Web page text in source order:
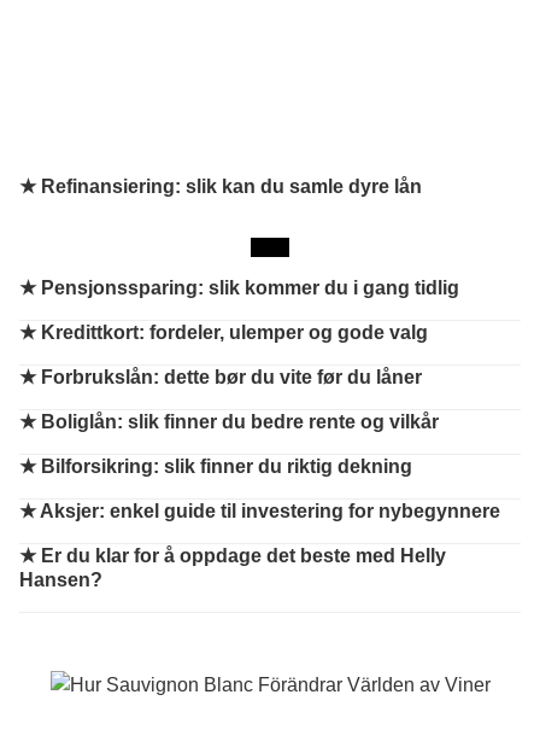
★ Refinansiering: slik kan du samle dyre lån
★ Pensjonssparing: slik kommer du i gang tidlig
★ Kredittkort: fordeler, ulemper og gode valg
★ Forbrukslån: dette bør du vite før du låner
★ Boliglån: slik finner du bedre rente og vilkår
★ Bilforsikring: slik finner du riktig dekning
★Aksjer: enkel guide til investering for nybegynnere
★ Er du klar for å oppdage det beste med Helly
Hansen?